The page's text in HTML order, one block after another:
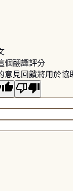
個翻譯評分
意見回饋將用於